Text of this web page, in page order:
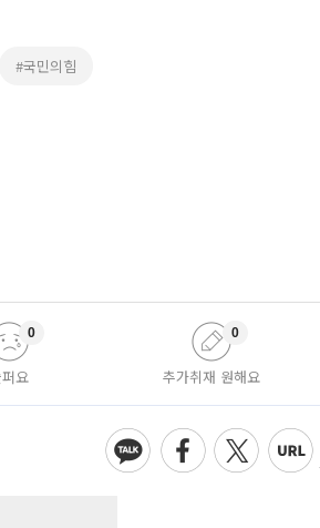
#국민의힘
요
0
추가취재 원해요
0